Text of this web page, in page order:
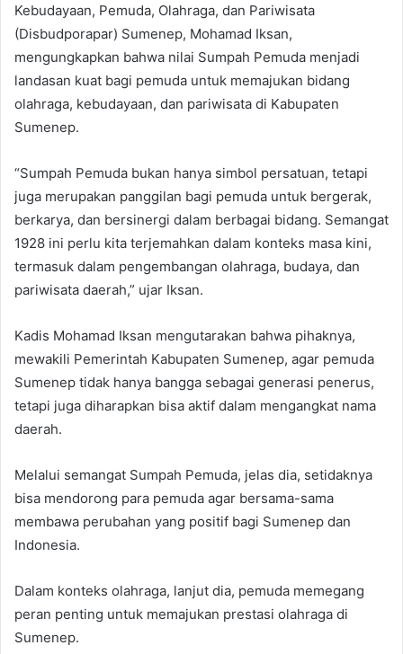
Kebudayaan, Pemuda, Olahraga, dan Pariwisata
(Disbudporapar) Sumenep, Mohamad Iksan,
mengungkapkan bahwa nilai Sumpah Pemuda menjadi
landasan kuat bagi pemuda untuk memajukan bidang
olahraga, kebudayaan, dan pariwisata di Kabupaten
Sumenep.
“Sumpah Pemuda bukan hanya simbol persatuan, tetapi
juga merupakan panggilan bagi pemuda untuk bergerak,
berkarya, dan bersinergi dalam berbagai bidang. Semangat
1928 ini perlu kita terjemahkan dalam konteks masa kini,
termasuk dalam pengembangan olahraga, budaya, dan
pariwisata daerah,” ujar Iksan.
Kadis Mohamad Iksan mengutarakan bahwa pihaknya,
mewakili Pemerintah Kabupaten Sumenep, agar pemuda
Sumenep tidak hanya bangga sebagai generasi penerus,
tetapi juga diharapkan bisa aktif dalam mengangkat nama
daerah.
Melalui semangat Sumpah Pemuda, jelas dia, setidaknya
bisa mendorong para pemuda agar bersama-sama
membawa perubahan yang positif bagi Sumenep dan
Indonesia.
Dalam konteks olahraga, lanjut dia, pemuda memegang
peran penting untuk memajukan prestasi olahraga di
Sumenep.